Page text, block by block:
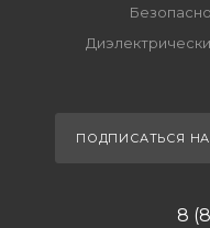
ПОДПИСАТЬСЯ
8